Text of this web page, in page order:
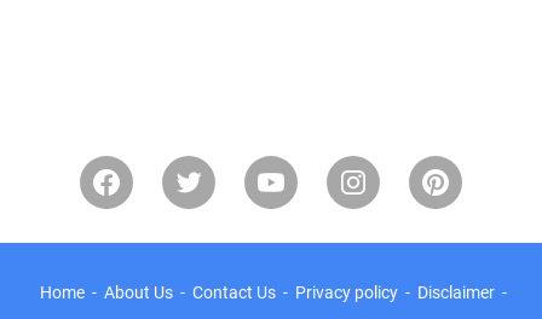
Home About Us Contact Us Privacy policy Disclaimer